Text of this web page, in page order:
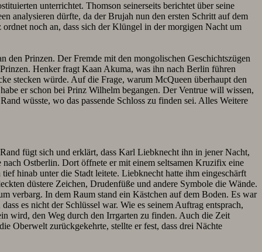
unterrichtet. Thomson seinerseits berichtet über seine
analysieren dürfte, da der Brujah nun den ersten Schritt auf dem
noch an, dass sich der Klüngel in der morgigen Nacht um
den Prinzen. Der Fremde mit den mongolischen Geschichtszügen
Henker fragt Kaan Akuma, was ihn nach Berlin führen
stecken würde. Auf die Frage, warum McQueen überhaupt den
er schon bei Prinz Wilhelm begangen. Der Ventrue will wissen,
wüsste, wo das passende Schloss zu finden sei. Alles Weitere
fügt sich und erklärt, dass Karl Liebknecht ihn in jener Nacht,
Ostberlin. Dort öffnete er mit einem seltsamen Kruzifix eine
hinab unter die Stadt leitete. Liebknecht hatte ihm eingeschärft
düstere Zeichen, Drudenfüße und andere Symbole die Wände.
verbarg. In dem Raum stand ein Kästchen auf dem Boden. Es war
es nicht der Schlüssel war. Wie es seinem Auftrag entsprach,
wird, den Weg durch den Irrgarten zu finden. Auch die Zeit
Oberwelt zurückgekehrte, stellte er fest, dass drei Nächte